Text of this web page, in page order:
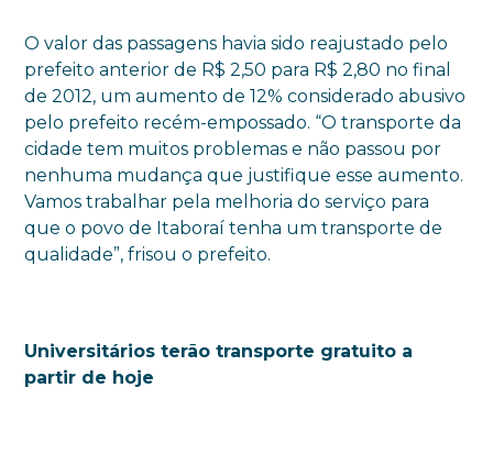
O valor das passagens havia sido reajustado pelo
prefeito anterior de R$ 2,50 para R$ 2,80 no final
de 2012, um aumento de 12% considerado abusivo
pelo prefeito recém-empossado. “O transporte da
cidade tem muitos problemas e não passou por
nenhuma mudança que justifique esse aumento.
Vamos trabalhar pela melhoria do serviço para
que o povo de Itaboraí tenha um transporte de
qualidade”, frisou o prefeito.
Universitários terão transporte gratuito a
partir de hoje